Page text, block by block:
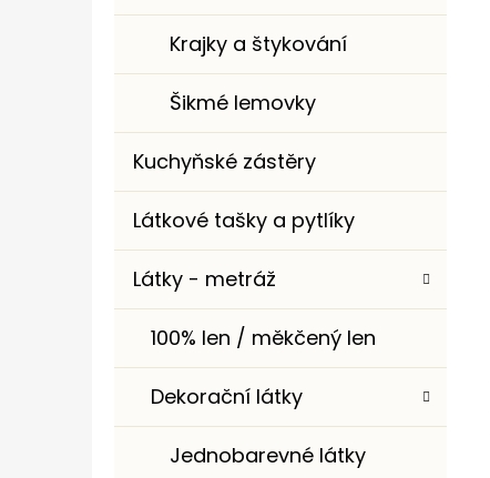
Krajky a štykování
Šikmé lemovky
Kuchyňské zástěry
Látkové tašky a pytlíky
Látky - metráž
100% len / měkčený len
Dekorační látky
Jednobarevné látky